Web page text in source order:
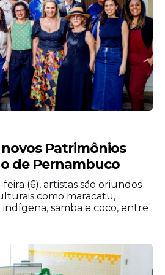
crime autônomo, com
e medidas preventivas
maior proteção
de combater a
o monitoramento
a criação de um tipo
a formulação
precisas sobre esse
novos Patrimônios
de Pernambuco
(6), artistas são oriundos
como maracatu,
samba e coco, entre